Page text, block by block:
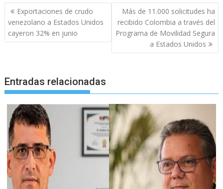
Navegación
de
entradas
Exportaciones de crudo
venezolano a Estados Unidos
cayeron 32% en junio
Más de 11.000 solicitudes ha
recibido Colombia a través del
Programa de Movilidad Segura
a Estados Unidos
Entradas relacionadas